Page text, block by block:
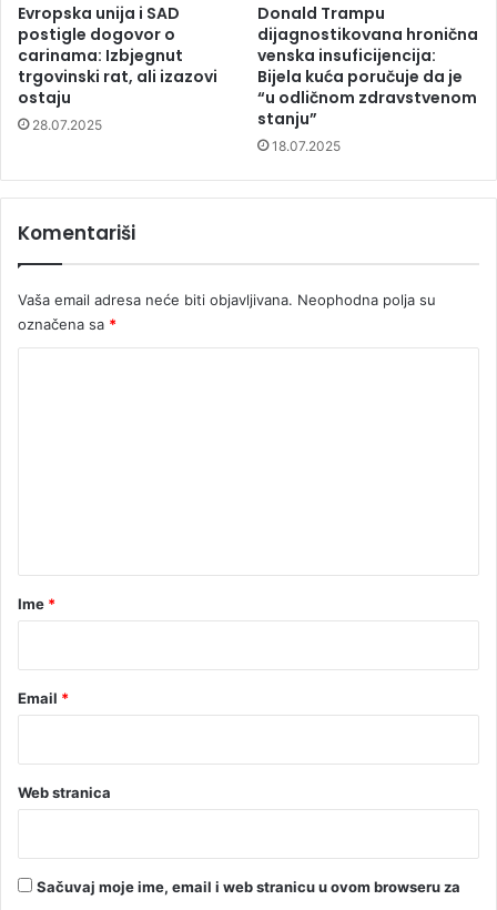
Evropska unija i SAD
postigle dogovor o
carinama: Izbjegnut
trgovinski rat, ali izazovi
ostaju
28.07.2025
Donald Trampu
dijagnostikovana hronična
venska insuficijencija:
Bijela kuća poručuje da je
“u odličnom zdravstvenom
stanju”
18.07.2025
Komentariši
Vaša email adresa neće biti objavljivana. Neophodna polja su
označena sa *
rIme *
Email *
Web stranica
Sačuvaj moje ime, email i web stranicu u ovom browseru za